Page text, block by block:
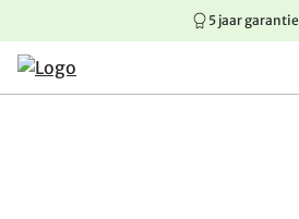
Springen naar hoofdinhoud
Springen naar hoofdnavigatie
Springen naar voettekst
5 jaar garantie